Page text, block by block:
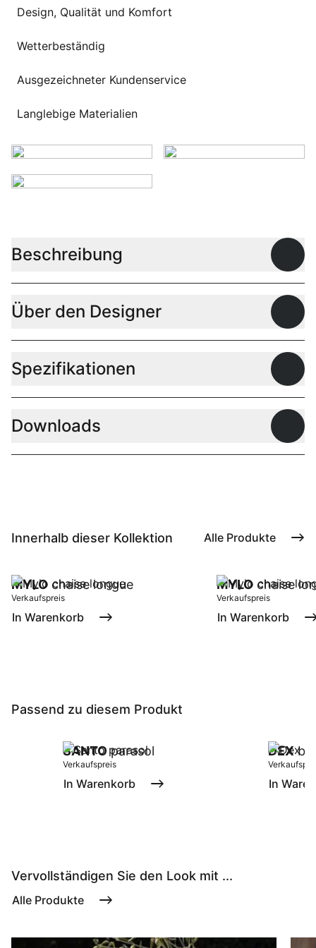
Uber uns
Design, Qualität und Komfort
Wetterbeständig
Ausgezeichneter Kundenservice
Langlebige Materialien
Beschreibung
Über den Designer
Spezifikationen
Downloads
Innerhalb dieser Kollektion Alle Produkte
MYLO chaise longue
Verkaufspreis
In Warenkorb
MYLOchaise
Verkaufspreis
In Warenkorb
Passend zu diesem Produkt
SANTOparasol
Verkaufspreis
In Warenkorb
DEX
In
Vervollständigen Sie den Look mit ...
Alle Produkte